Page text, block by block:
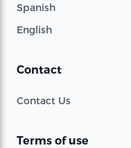
Spanish
English
Contact
Contact Us
Terms of use